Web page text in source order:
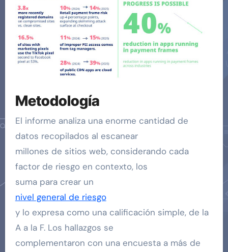
Metodología
El informe analiza una enorme cantidad de
datos recopilados al escanear
millones de sitios web, considerando cada
factor de riesgo en contexto, los
suma para crear un
nivel general de riesgo
y lo expresa como una calificación simple, de la
A a la F. Los hallazgos se
complementaron con una encuesta a más de